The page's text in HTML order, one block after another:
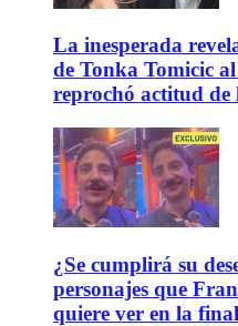
La inesperada
de Tonka Tomicic
reprochó actitud
¿Se cumplirá su
personajes que
quiere ver en la